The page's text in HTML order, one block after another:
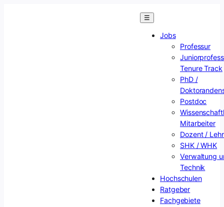
☰
Jobs
Professur
Tenure Track
PhD /
Postdoc
Mitarbeiter
Dozent /
SHK / WHK
Verwaltung
Technik
Hochschulen
Ratgeber
Fachgebiete